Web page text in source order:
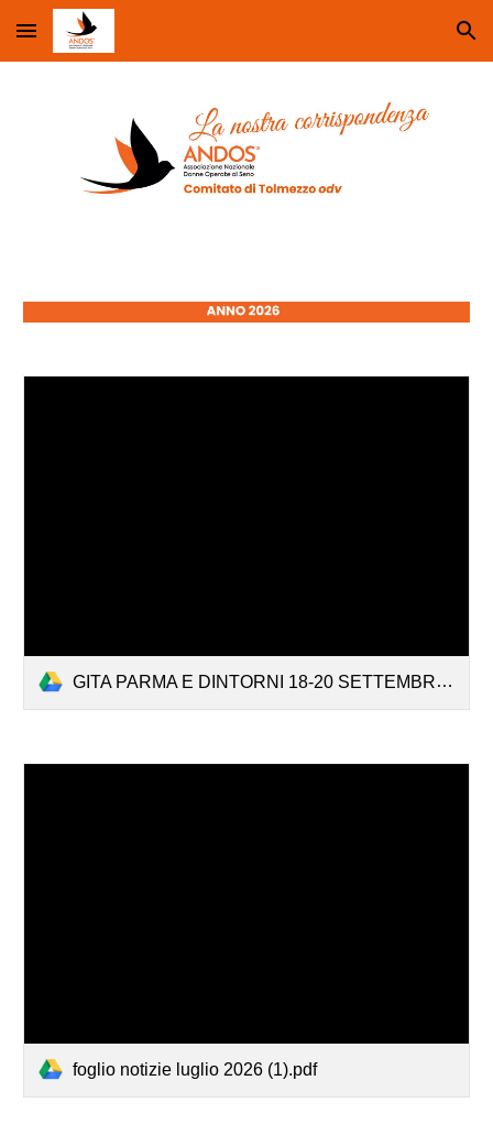
Skip to main content Skip to navigation
GITA PARMA E DINTORNI 18-20 SETTEMBRE 2026.pdf
foglio notizie luglio 2026 (1).pdf